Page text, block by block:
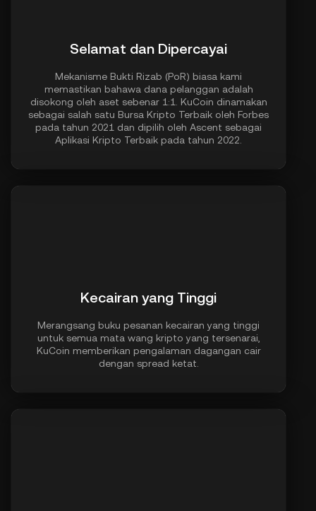
Selamat dan Dipercayai
Mekanisme Bukti Rizab (PoR) biasa kami
memastikan bahawa dana pelanggan adalah
disokong oleh aset sebenar 1:1. KuCoin dinamakan
sebagai salah satu Bursa Kripto Terbaik oleh Forbes
pada tahun 2021 dan dipilih oleh Ascent sebagai
Aplikasi Kripto Terbaik pada tahun 2022.
Kecairan yang Tinggi
Merangsang buku pesanan kecairan yang tinggi
untuk semua mata wang kripto yang tersenarai,
KuCoin memberikan pengalaman dagangan cair
dengan spread ketat.